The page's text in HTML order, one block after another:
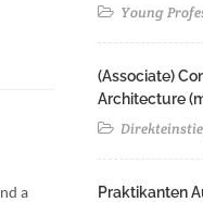
a
Young
(Associate)
Architecture
Praktikanten